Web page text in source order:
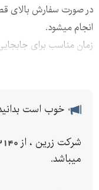
انجام میشود.
زمان مناسب برای
امکان ارسال به تمامی
های جوان شرکت بهره
خوب است
شرکت زرین ، از 2140 روز
میباشد.